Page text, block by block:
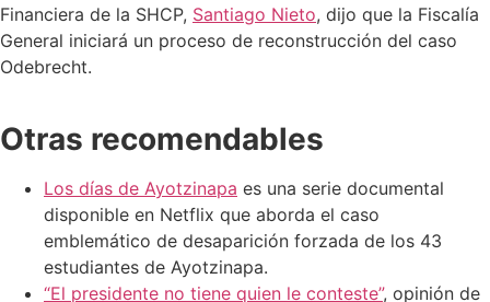
Financiera de la SHCP, Santiago Nieto, dijo que la Fiscalía
General iniciará un proceso de reconstrucción del caso
Odebrecht.
Otras recomendables
Los días de Ayotzinapa es una serie documental
disponible en Netflix que aborda el caso
emblemático de desaparición forzada de los 43
estudiantes de Ayotzinapa.
“El presidente no tiene quien le conteste”, opinión de